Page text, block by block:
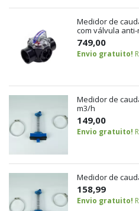
Medidor de
com válvula
749,00
Envio gratuito!
Medidor de
m3/h
149,00
Envio gratuito!
Medidor de
158,99
Envio gratuito!